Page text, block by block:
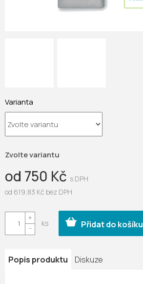
od 750 Kč
od 619,83 Kč bez DPH
cena:
Zvolte variantu
Varianta
Přidat do košíku
Popis produktu Diskuze